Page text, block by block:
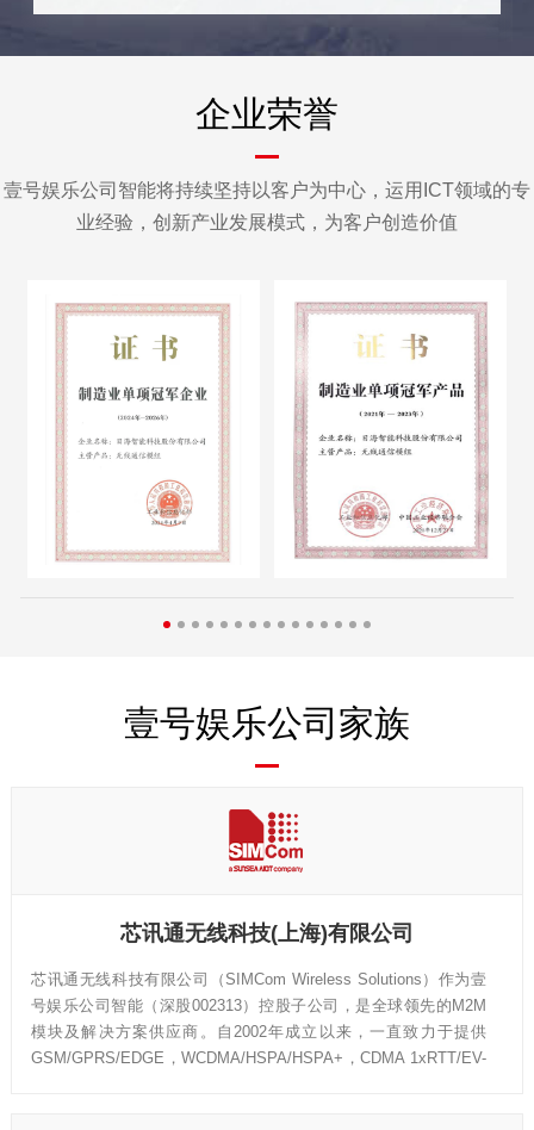
企业荣誉
壹号娱乐公司智能将持续坚持以客户为中心，运用ICT领域的专
业经验，创新产业发展模式，为客户创造价值
壹号娱乐公司家族
芯讯通无线科技(上海)有限公司
芯讯通无线科技有限公司（SIMCom Wireless Solutions）作为壹
号娱乐公司智能（深股002313）控股子公司，是全球领先的M2M
模块及解决方案供应商。自2002年成立以来，一直致力于提供
GSM/GPRS/EDGE，WCDMA/HSPA/HSPA+，CDMA 1xRTT/EV-